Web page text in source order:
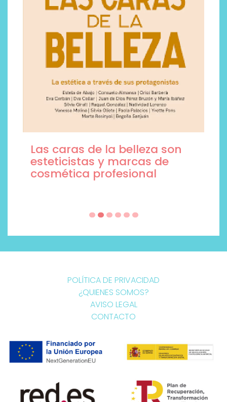
Las caras de la belleza son
esteticistas y marcas de
cosmética profesional
POLÍTICA DE PRIVACIDAD
¿QUIENES SOMOS?
AVISO LEGAL
CONTACTO